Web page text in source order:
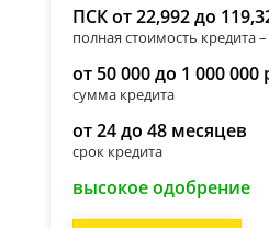
ПСК от 22,992 до
полная стоимость кредита
от 50 000 до 1 000 000
сумма кредита
от 24 до 48 месяцев
срок кредита
высокое одобрение